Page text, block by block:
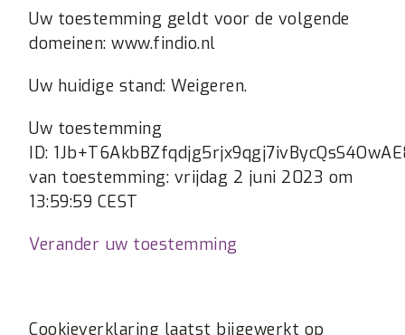
Uw toestemming geldt voor de volgende
domeinen: www.findio.nl
Uw huidige stand: Weigeren.
Uw toestemming
ID:
van toestemming: vrijdag 2 juni 2023 om
13:59:59 CEST
Verander uw toestemming
Cookieverklaring laatst bijgewerkt op